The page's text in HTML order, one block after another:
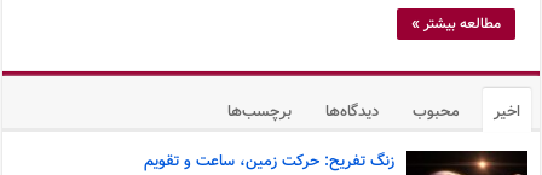
مطالعه بیشتر »
اخیر محبوب دیدگاه‌ها برچسب‌ها
زنگ تفریح: حرکت زمین، ساعت و تقویم